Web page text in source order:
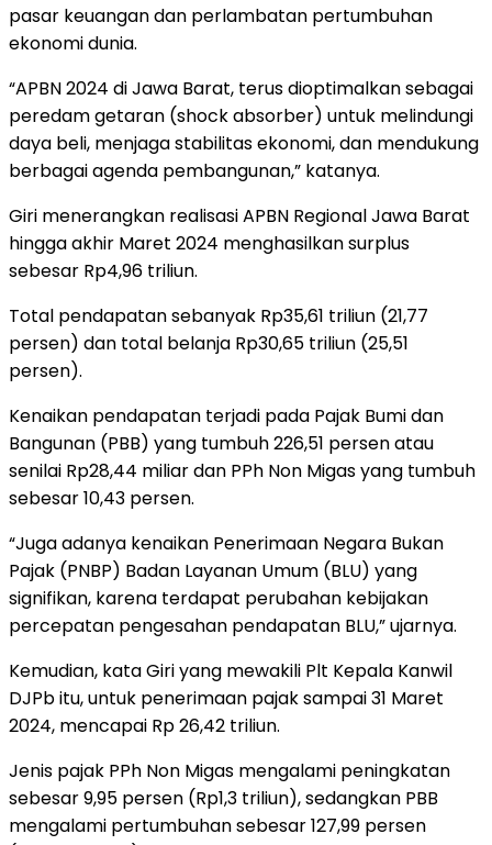
pasar keuangan dan perlambatan pertumbuhan
ekonomi dunia.
“APBN 2024 di Jawa Barat, terus dioptimalkan sebagai
peredam getaran (shock absorber) untuk melindungi
daya beli, menjaga stabilitas ekonomi, dan mendukung
berbagai agenda pembangunan,” katanya.
Giri menerangkan realisasi APBN Regional Jawa Barat
hingga akhir Maret 2024 menghasilkan surplus
sebesar Rp4,96 triliun.
Total pendapatan sebanyak Rp35,61 triliun (21,77
persen) dan total belanja Rp30,65 triliun (25,51
persen).
Kenaikan pendapatan terjadi pada Pajak Bumi dan
Bangunan (PBB) yang tumbuh 226,51 persen atau
senilai Rp28,44 miliar dan PPh Non Migas yang tumbuh
sebesar 10,43 persen.
“Juga adanya kenaikan Penerimaan Negara Bukan
Pajak (PNBP) Badan Layanan Umum (BLU) yang
signifikan, karena terdapat perubahan kebijakan
percepatan pengesahan pendapatan BLU,” ujarnya.
Kemudian, kata Giri yang mewakili Plt Kepala Kanwil
DJPb itu, untuk penerimaan pajak sampai 31 Maret
2024, mencapai Rp 26,42 triliun.
Jenis pajak PPh Non Migas mengalami peningkatan
sebesar 9,95 persen (Rp1,3 triliun), sedangkan PBB
mengalami pertumbuhan sebesar 127,99 persen